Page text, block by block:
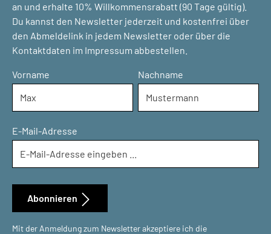
an und erhalte 10% Willkommensrabatt (90 Tage gültig).
Du kannst den Newsletter jederzeit und kostenfrei über
den Abmeldelink in jedem Newsletter oder über die
Kontaktdaten im Impressum abbestellen.
Vorname Nachname
E-Mail-Adresse
Mit der Anmeldung zum Newsletter akzeptiere ich die
Abonnieren